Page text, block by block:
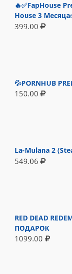
🔥✅FapHouse
House 3
399.00
💦PORNHUB
150.00
La-Mulana 2
549.06
RED DEAD
ПОДАРОК
1099.00